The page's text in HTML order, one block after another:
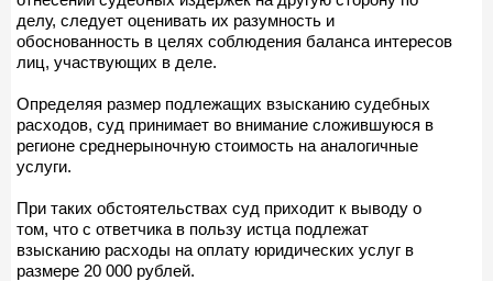
делу, следует оценивать их разумность и
обоснованность в целях соблюдения баланса интересов
лиц, участвующих в деле.
Определяя размер подлежащих взысканию судебных
расходов, суд принимает во внимание сложившуюся в
регионе среднерыночную стоимость на аналогичные
услуги.
При таких обстоятельствах суд приходит к выводу о
том, что с ответчика в пользу истца подлежат
взысканию расходы на оплату юридических услуг в
размере 20 000 рублей.